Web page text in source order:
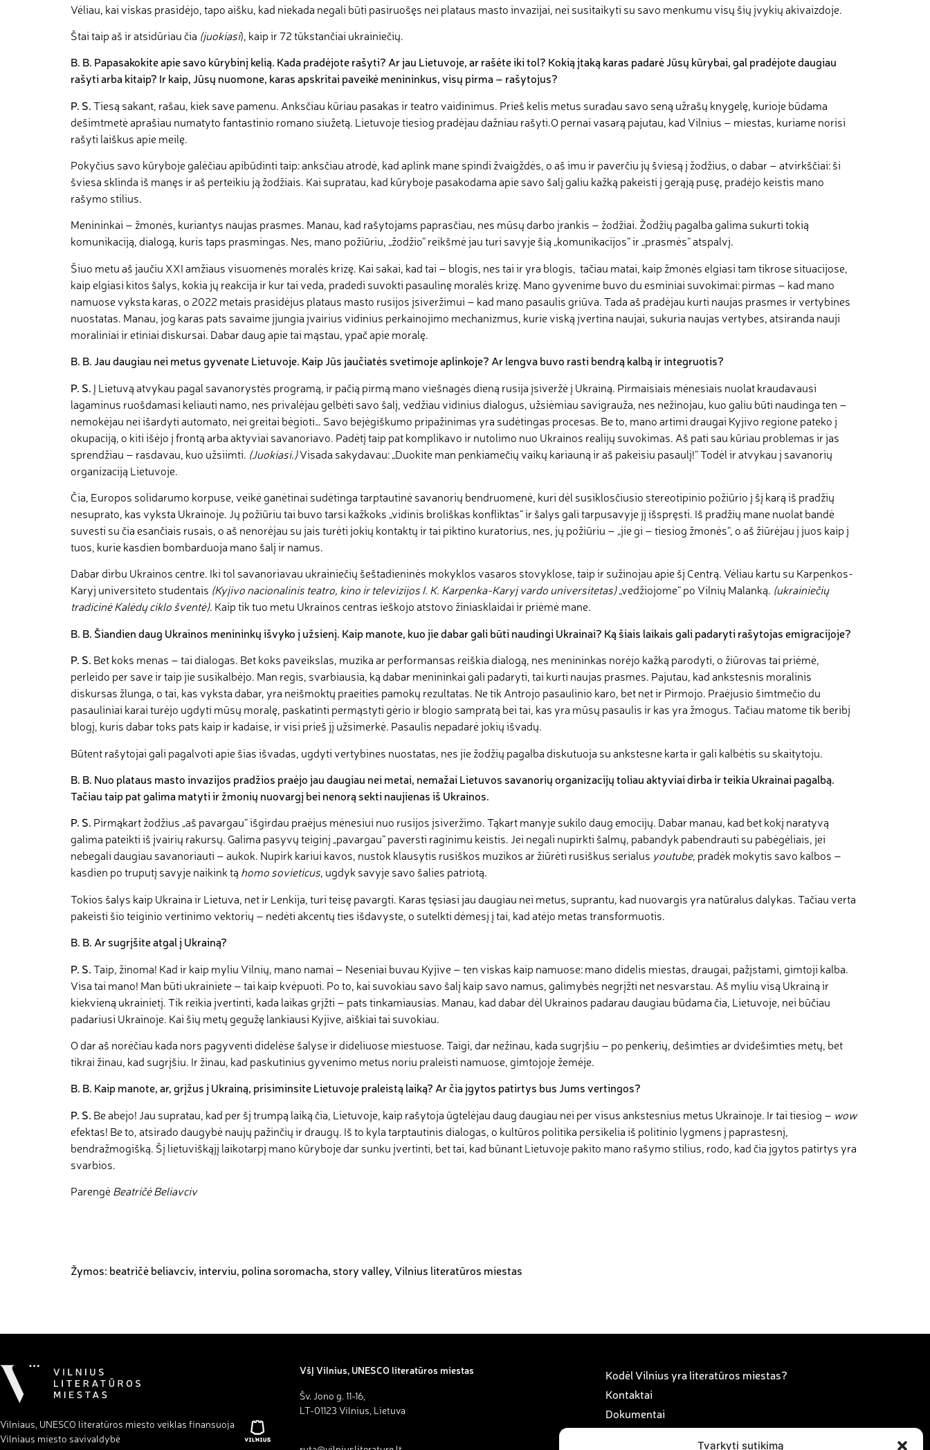
Tvarkyti sutikimą
Vėliau, kai viskas prasidėjo, tapo aišku, kad niekada negali būti pasiruošęs nei plataus masto invazijai, nei susitaikyti su savo menkumu visų šių įvykių akivaizdoje.
Štai taip aš ir atsidūriau čia (juokiasi), kaip ir 72 tūkstančiai ukrainiečių.
B. B. Papasakokite apie savo kūrybinį kelią. Kada pradėjote rašyti? Ar jau Lietuvoje, ar rašėte iki tol? Kokią įtaką karas padarė Jūsų kūrybai, gal pradėjote daugiau
rašyti arba kitaip? Ir kaip, Jūsų nuomone, karas apskritai paveikė menininkus, visų pirma – rašytojus?
P. S.Tiesą sakant, rašau, kiek save pamenu. Anksčiau kūriau pasakas ir teatro vaidinimus. Prieš kelis metus suradau savo seną užrašų knygelę, kurioje būdama
dešimtmetė aprašiau numatyto fantastinio romano siužetą. Lietuvoje tiesiog pradėjau dažniau rašyti.O pernai vasarą pajutau, kad Vilnius – miestas, kuriame norisi
rašyti laiškus apie meilę.
Pokyčius savo kūryboje galėčiau apibūdinti taip: anksčiau atrodė, kad aplink mane spindi žvaigždės, o aš imu ir paverčiu jų šviesą į žodžius, o dabar – atvirkščiai: ši
šviesa sklinda iš manęs ir aš perteikiu ją žodžiais. Kai supratau, kad kūryboje pasakodama apie savo šalį galiu kažką pakeisti į gerąją pusę, pradėjo keistis mano
rašymo stilius.
Menininkai – žmonės, kuriantys naujas prasmes. Manau, kad rašytojams paprasčiau, nes mūsų darbo įrankis – žodžiai. Žodžių pagalba galima sukurti tokią
komunikaciją, dialogą, kuris taps prasmingas. Nes, mano požiūriu, „žodžio“ reikšmė jau turi savyje šią „komunikacijos“ ir „prasmės“ atspalvį.
Šiuo metu aš jaučiu XXI amžiaus visuomenės moralės krizę. Kai sakai, kad tai – blogis, nes tai ir yra blogis, tačiau matai, kaip žmonės elgiasi tam tikrose situacijose,
kaip elgiasi kitos šalys, kokia jų reakcija ir kur tai veda, pradedi suvokti pasaulinę moralės krizę. Mano gyvenime buvo du esminiai suvokimai: pirmas – kad mano
namuose vyksta karas, o 2022 metais prasidėjus plataus masto rusijos įsiveržimui – kad mano pasaulis griūva. Tada aš pradėjau kurti naujas prasmes ir vertybines
nuostatas. Manau, jog karas pats savaime įjungia įvairius vidinius perkainojimo mechanizmus, kurie viską įvertina naujai, sukuria naujas vertybes, atsiranda nauji
moraliniai ir etiniai diskursai. Dabar daug apie tai mąstau, ypač apie moralę.
B. B. Jau daugiau nei metus gyvenate Lietuvoje. Kaip Jūs jaučiatės svetimoje aplinkoje? Ar lengva buvo rasti bendrą kalbą ir integruotis?
P. S. Į Lietuvą atvykau pagal savanorystės programą, ir pačią pirmą mano viešnagės dieną rusija įsiveržė į Ukrainą. Pirmaisiais mėnesiais nuolat kraudavausi
lagaminus ruošdamasi keliauti namo, nes privalėjau gelbėti savo šalį, vedžiau vidinius dialogus, užsiėmiau savigrauža, nes nežinojau, kuo galiu būti naudinga ten –
nemokėjau nei išardyti automato, nei greitai bėgioti… Savo bejėgiškumo pripažinimas yra sudėtingas procesas. Be to, mano artimi draugai Kyjivo regione pateko į
okupaciją, o kiti išėjo į frontą arba aktyviai savanoriavo. Padėtį taip pat komplikavo ir nutolimo nuo Ukrainos realijų suvokimas. Aš pati sau kūriau problemas ir jas
sprendžiau – rasdavau, kuo užsiimti. (Juokiasi.)Visada sakydavau: „Duokite man penkiamečių vaikų kariauną ir aš pakeisiu pasaulį!“ Todėl ir atvykau į savanorių
organizaciją Lietuvoje.
Čia, Europos solidarumo korpuse, veikė ganėtinai sudėtinga tarptautinė savanorių bendruomenė, kuri dėl susiklosčiusio stereotipinio požiūrio į šį karą iš pradžių
nesuprato, kas vyksta Ukrainoje. Jų požiūriu tai buvo tarsi kažkoks „vidinis broliškas konfliktas“ ir šalys gali tarpusavyje jį išspręsti. Iš pradžių mane nuolat bandė
suvesti su čia esančiais rusais, o aš nenorėjau su jais turėti jokių kontaktų ir tai piktino kuratorius, nes, jų požiūriu – „jie gi – tiesiog žmonės“, o aš žiūrėjau į juos kaip į
tuos, kurie kasdien bombarduoja mano šalį ir namus.
Dabar dirbu Ukrainos centre. Iki tol savanoriavau ukrainiečių šeštadieninės mokyklos vasaros stovyklose, taip ir sužinojau apie šį Centrą. Vėliau kartu su Karpenkos-
Karyj universiteto studentais (Kyjivo nacionalinis teatro, kino ir televizijos I. K. Karpenka-Karyj vardo universitetas)„vedžiojome“ po Vilnių Malanką. (ukrainiečių
tradicinė Kalėdų ciklo šventė). Kaip tik tuo metu Ukrainos centras ieškojo atstovo žiniasklaidai ir priėmė mane.
B. B. Šiandien daug Ukrainos menininkų išvyko į užsienį. Kaip manote, kuo jie dabar gali būti naudingi Ukrainai? Ką šiais laikais gali padaryti rašytojas emigracijoje?
P. S. Bet koks menas – tai dialogas. Bet koks paveikslas, muzika ar performansas reiškia dialogą, nes menininkas norėjo kažką parodyti, o žiūrovas tai priėmė,
perleido per save ir taip jie susikalbėjo. Man regis, svarbiausia, ką dabar menininkai gali padaryti, tai kurti naujas prasmes. Pajutau, kad ankstesnis moralinis
diskursas žlunga, o tai, kas vyksta dabar, yra neišmoktų praeities pamokų rezultatas. Ne tik Antrojo pasaulinio karo, bet net ir Pirmojo. Praėjusio šimtmečio du
pasauliniai karai turėjo ugdyti mūsų moralę, paskatinti permąstyti gėrio ir blogio sampratą bei tai, kas yra mūsų pasaulis ir kas yra žmogus. Tačiau matome tik beribį
blogį, kuris dabar toks pats kaip ir kadaise, ir visi prieš jį užsimerkė. Pasaulis nepadarė jokių išvadų.
Būtent rašytojai gali pagalvoti apie šias išvadas, ugdyti vertybines nuostatas, nes jie žodžių pagalba diskutuoja su ankstesne karta ir gali kalbėtis su skaitytoju.
B. B. Nuo plataus masto invazijos pradžios praėjo jau daugiau nei metai, nemažai Lietuvos savanorių organizacijų toliau aktyviai dirba ir teikia Ukrainai pagalbą.
Tačiau taip pat galima matyti ir žmonių nuovargį bei nenorą sekti naujienas iš Ukrainos.
P. S. Pirmąkart žodžius „aš pavargau“ išgirdau praėjus mėnesiui nuo rusijos įsiveržimo. Tąkart manyje sukilo daug emocijų. Dabar manau, kad bet kokį naratyvą
galima pateikti iš įvairių rakursų. Galima pasyvų teiginį „pavargau“ paversti raginimu keistis. Jei negali nupirkti šalmų, pabandyk pabendrauti su pabėgėliais, jei
nebegali daugiau savanoriauti – aukok. Nupirk kariui kavos, nustok klausytis rusiškos muzikos ar žiūrėti rusiškus serialus youtube, pradėk mokytis savo kalbos –
kasdien po truputį savyje naikink tą homo sovieticus, ugdyk savyje savo šalies patriotą.
Tokios šalys kaip Ukraina ir Lietuva, net ir Lenkija, turi teisę pavargti. Karas tęsiasi jau daugiau nei metus, suprantu, kad nuovargis yra natūralus dalykas. Tačiau verta
pakeisti šio teiginio vertinimo vektorių – nedėti akcentų ties išdavyste, o sutelkti dėmesį į tai, kad atėjo metas transformuotis.
B. B. Ar sugrįšite atgal į Ukrainą?
P. S.Taip, žinoma! Kad ir kaip myliu Vilnių, mano namai – Neseniai buvau Kyjive – ten viskas kaip namuose: mano didelis miestas, draugai, pažįstami, gimtoji kalba.
Visa tai mano! Man būti ukrainiete – tai kaip kvėpuoti. Po to, kai suvokiau savo šalį kaip savo namus, galimybės negrįžti net nesvarstau. Aš myliu visą Ukrainą ir
kiekvieną ukrainietį. Tik reikia įvertinti, kada laikas grįžti – pats tinkamiausias. Manau, kad dabar dėl Ukrainos padarau daugiau būdama čia, Lietuvoje, nei būčiau
padariusi Ukrainoje. Kai šių metų gegužę lankiausi Kyjive, aiškiai tai suvokiau.
O dar aš norėčiau kada nors pagyventi didelėse šalyse ir dideliuose miestuose. Taigi, dar nežinau, kada sugrįšiu – po penkerių, dešimties ar dvidešimties metų, bet
tikrai žinau, kad sugrįšiu. Ir žinau, kad paskutinius gyvenimo metus noriu praleisti namuose, gimtojoje žemėje.
B. B. Kaip manote, ar, grįžus į Ukrainą, prisiminsite Lietuvoje praleistą laiką? Ar čia įgytos patirtys bus Jums vertingos?
P. S. Be abejo! Jau supratau, kad per šį trumpą laiką čia, Lietuvoje, kaip rašytoja ūgtelėjau daug daugiau nei per visus ankstesnius metus Ukrainoje. Ir tai tiesiog – wow
efektas! Be to, atsirado daugybė naujų pažinčių ir draugų. Iš to kyla tarptautinis dialogas, o kultūros politika persikelia iš politinio lygmens į paprastesnį,
bendražmogišką. Šį lietuviškąjį laikotarpį mano kūryboje dar sunku įvertinti, bet tai, kad būnant Lietuvoje pakito mano rašymo stilius, rodo, kad čia įgytos patirtys yra
svarbios.
ParengėBeatričė Beliavciv
Žymos: beatričė beliavciv,interviu, polina soromacha, story valley,Vilnius literatūros miestas
Vilniaus, UNESCO literatūros miesto veiklas finansuoja
Vilniaus miesto savivaldybė
VšĮ Vilnius, UNESCO literatūros miestas
Šv. Jono g. 11-16,
LT-01123 Vilnius, Lietuva
Kodėl Vilnius yra literatūros miestas?
Kontaktai
Dokumentai
Savanorystė ir karjera